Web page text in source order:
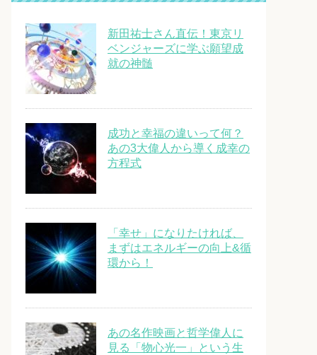
新田祐士さん直伝！東京リ
ベンジャーズに学ぶ願望成
就の神髄
成功と幸福の違いって何？
あの3大偉人から導く成幸の
方程式
「幸せ」になりたければ、
まずはエネルギーの向上&循
環から！
あの名作映画と哲学偉人に
見る「物心光一」という生